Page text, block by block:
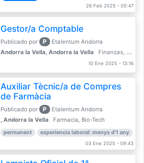
26 Feb 2025 - 05:47
Gestor/a Comptable
Publicado por P
Etalentum Andorra
Andorra la Vella, Andorra la Vella
Finanzas, Contabilidad, Banca
10 Ene 2025 - 13:16
Auxiliar Tècnic/a de Compres
de Farmàcia
Publicado por P
Etalentum Andorra
, Andorra la Vella
Farmacia, Bio-Tech
permanent experiencia laboral: menys d'1 any
03 Ene 2025 - 09:43